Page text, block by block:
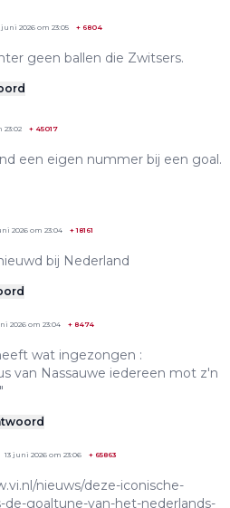
juni 2026 om 23:05 + 6804
geen ballen die Zwitsers.
23:02 + 45017
een eigen nummer bij een goal.
2026 om 23:04 +18161
bij Nederland
2026 om 23:04 + 8474
wat ingezongen :
van Nassauwe iedereen mot z'n
13 juni 2026 om 23:06 + 65863
nieuws/deze-iconische-
de-goaltune-van-het-nederlands-